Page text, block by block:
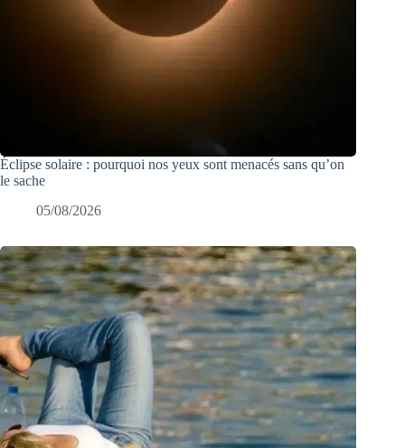
Éclipse solaire : pourquoi nos yeux sont menacés sans qu’on
le sache
05/08/2026